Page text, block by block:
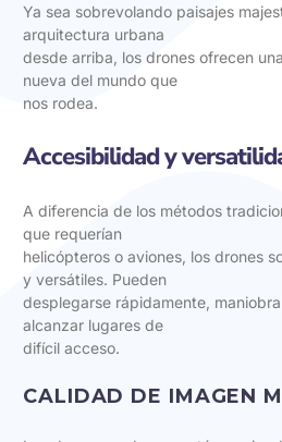
Ya sea sobrevolando paisajes
arquitectura urbana
desde arriba, los drones ofrecen
nueva del mundo que
nos rodea.
Accesibilidad y
A diferencia de los métodos
que requerían
helicópteros o aviones, los drones
y versátiles. Pueden
desplegarse rápidamente,
alcanzar lugares de
difícil acceso.
CALIDAD DE IMAGEN